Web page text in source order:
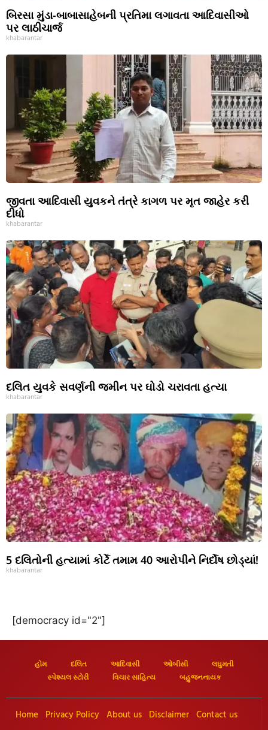
બિરસા મુંડા-બાબાસાહેબની પ્રતિમા લગાવતા આદિવાસીઓ
પર લાઠીચાર્જ
khabarantar
જીવતા આદિવાસી યુવકને તંત્રે કાગળ પર મૃત જાહેર કરી
દીધો
khabarantar
દલિત યુવકે સવર્ણની જમીન પર ઘોડો ચરાવતા હત્યા
khabarantar
5 દલિતોની હત્યામાં કોર્ટે તમામ 40 આરોપીને નિર્દોષ છોડ્યાં!
khabarantar
[democracy id="2"]
હોમ દલિત આદિવાસી ઓબીસી
લઘુમતી
સ્પેશ્યલ સ્ટોરી
વિચાર સાહિત્ય બહુજનનાયક
Home Privacy Policy About us Disclaimer Contact us